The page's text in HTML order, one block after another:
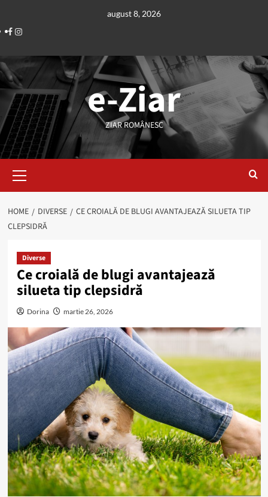
content
august 8, 2026
Facebook
Instagram
e-Ziar
ZIAR ROMÂNESC
Menu
HOME DIVERSE
CE CROIALĂ DE BLUGI AVANTAJEAZĂ SILUETA TIP
CLEPSIDRĂ
Diverse
Ce croială de blugi avantajează
silueta tip clepsidră
Dorina martie 26, 2026